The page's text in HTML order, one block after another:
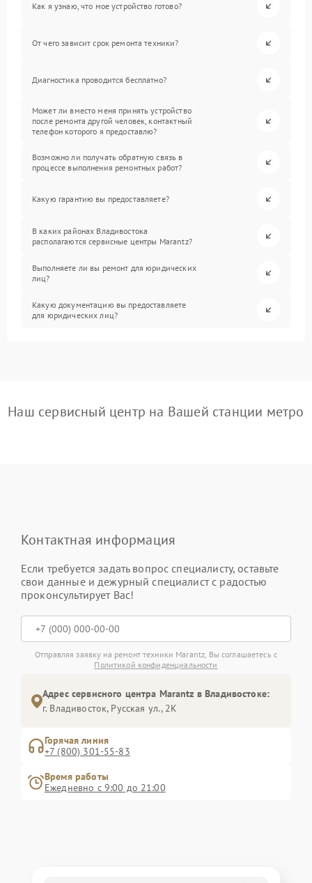
Как я узнаю, что мое устройство готово?
От чего зависит срок ремонта техники?
Диагностика проводится бесплатно?
Может ли вместо меня принять устройство
после ремонта другой человек, контактный
телефон которого я предоставлю?
Возможно ли получать обратную связь в
процессе выполнения ремонтных работ?
Какую гарантию вы предоставляете?
В каких районах Владивостока
располагаются сервисные центры Marantz?
Выполняете ли вы ремонт для юридических
лиц?
Какую документацию вы предоставляете
для юридических лиц?
Наш сервисный центр на Вашей станции метро
Контактная информация
Если требуется задать вопрос специалисту, оставьте
свои данные и дежурный специалист с радостью
проконсультирует Вас!
Отправляя заявку на ремонт техники Marantz, Вы соглашаетесь с
Политикой конфиденциальности
Адрес сервисного центра Marantz в Владивостоке:
г. Владивосток, Русская ул., 2К
Горячая линия
+7 (800) 301-55-83
Время работы
Ежедневно с 9:00 до 21:00